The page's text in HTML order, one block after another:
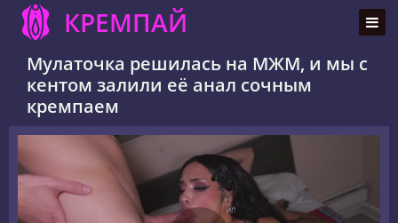
КРЕМПАЙ
Мулаточка решилась на МЖМ, и мы с
кентом залили её анал сочным
кремпаем